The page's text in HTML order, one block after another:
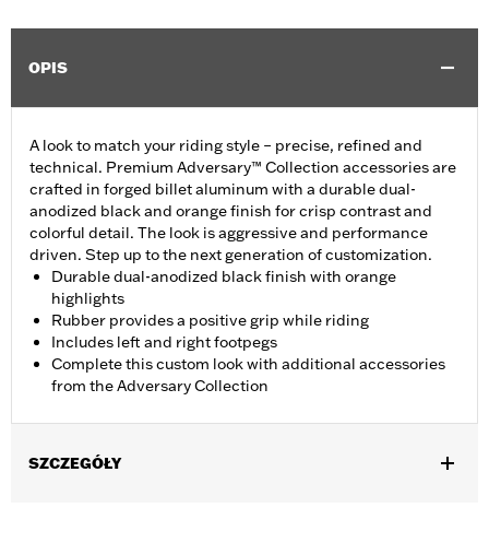
OPIS
A look to match your riding style – precise, refined and
technical. Premium Adversary™ Collection accessories are
crafted in forged billet aluminum with a durable dual-
anodized black and orange finish for crisp contrast and
colorful detail. The look is aggressive and performance
driven. Step up to the next generation of customization.
Durable dual-anodized black finish with orange
highlights
Rubber provides a positive grip while riding
Includes left and right footpegs
Complete this custom look with additional accessories
from the Adversary Collection
SZCZEGÓŁY